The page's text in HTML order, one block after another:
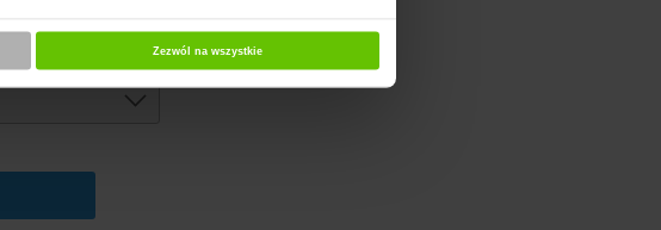
Zezwól na wszystkie